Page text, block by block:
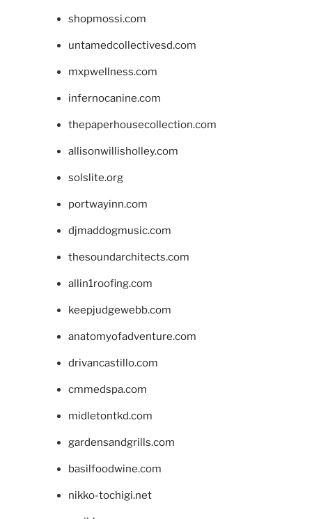
shopmossi.com
untamedcollectivesd.com
mxpwellness.com
infernocanine.com
thepaperhousecollection.com
allisonwillisholley.com
solslite.org
portwayinn.com
djmaddogmusic.com
thesoundarchitects.com
allin1roofing.com
keepjudgewebb.com
anatomyofadventure.com
drivancastillo.com
cmmedspa.com
midletontkd.com
gardensandgrills.com
basilfoodwine.com
nikko-tochigi.net